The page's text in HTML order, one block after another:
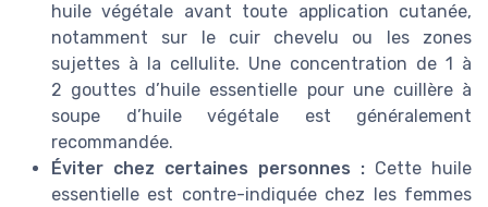
huile végétale avant toute application cutanée,
notamment sur le cuir chevelu ou les zones
sujettes à la cellulite. Une concentration de 1 à
2 gouttes d’huile essentielle pour une cuillère à
soupe d’huile végétale est généralement
recommandée.
Éviter chez certaines personnes : Cette huile
essentielle est contre-indiquée chez les femmes